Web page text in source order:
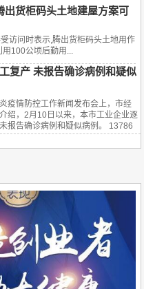
出货柜码头土地建屋方案可
访问时表示,腾出货柜码头土地用作
100公顷后勤用...
复产 未报告确诊病例和疑似
疫情防控工作新闻发布会上，市经
绍，2月10日以来，本市工业企业逐
报告确诊病例和疑似病例。 13786